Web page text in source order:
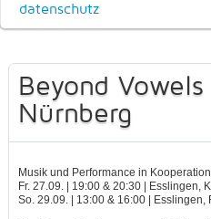
datenschutz
Beyond
Nürnberg
Musik und Performance in
Fr. 27.09. | 19:00 & 20:30 | Esslingen,
So. 29.09. | 13:00 & 16:00 | Esslingen,